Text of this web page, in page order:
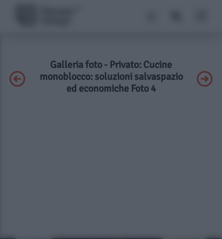
Galleria foto - Privato: Cucine
monoblocco: soluzioni salvaspazio
ed economiche Foto 4